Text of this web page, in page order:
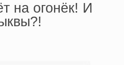
на огонёк! И